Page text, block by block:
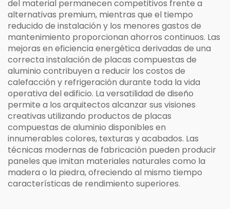
del material permanecen competitivos frente a
alternativas premium, mientras que el tiempo
reducido de instalación y los menores gastos de
mantenimiento proporcionan ahorros continuos. Las
mejoras en eficiencia energética derivadas de una
correcta instalación de placas compuestas de
aluminio contribuyen a reducir los costos de
calefacción y refrigeración durante toda la vida
operativa del edificio. La versatilidad de diseño
permite a los arquitectos alcanzar sus visiones
creativas utilizando productos de placas
compuestas de aluminio disponibles en
innumerables colores, texturas y acabados. Las
técnicas modernas de fabricación pueden producir
paneles que imitan materiales naturales como la
madera o la piedra, ofreciendo al mismo tiempo
características de rendimiento superiores.